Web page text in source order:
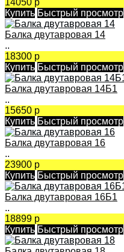
Купить Быстрый просмотр
Балка двутавровая 14
..
18300 р
Купить Быстрый просмотр
Балка двутавровая 14Б1
..
15650 р
Купить Быстрый просмотр
Балка двутавровая 16
..
23900 р
Купить Быстрый просмотр
Балка двутавровая 16Б1
..
18899 р
Купить Быстрый просмотр